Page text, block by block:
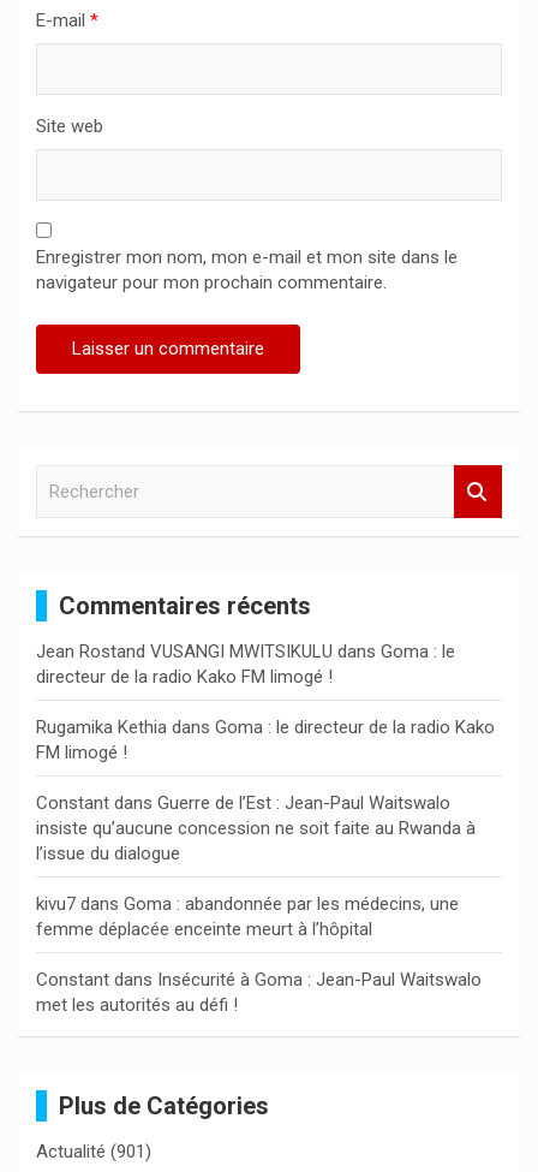
E-mail *
Site web
Enregistrer mon nom, mon e-mail et mon site dans le
navigateur pour mon prochain commentaire.
c
h
e
r
Commentaires récents
Jean Rostand VUSANGI MWITSIKULU dans Goma : le
directeur de la radio Kako FM limogé !
Rugamika Kethia dans Goma : le directeur de la radio Kako
FM limogé !
Constant dans Guerre de l’Est : Jean-Paul Waitswalo
insiste qu’aucune concession ne soit faite au Rwanda à
l’issue du dialogue
kivu7 dans Goma : abandonnée par les médecins, une
femme déplacée enceinte meurt à l’hôpital
Constant dans Insécurité à Goma : Jean-Paul Waitswalo
met les autorités au défi !
Plus de Catégories
Actualité (901)